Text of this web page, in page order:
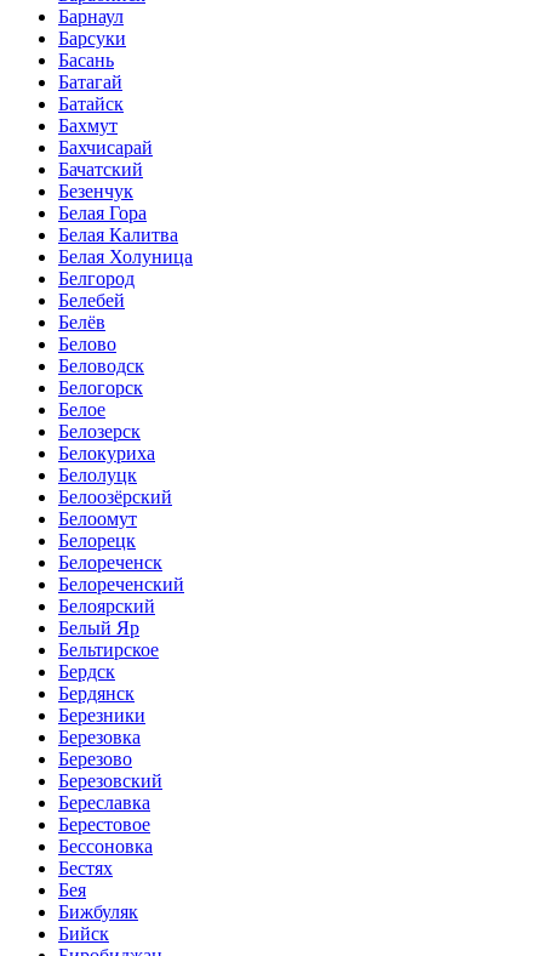
Барнаул
Барсуки
Басань
Батагай
Батайск
Бахмут
Бахчисарай
Бачатский
Безенчук
Белая Гора
Белая Калитва
Белая Холуница
Белгород
Белебей
Белёв
Белово
Беловодск
Белогорск
Белое
Белозерск
Белокуриха
Белолуцк
Белоозёрский
Белоомут
Белорецк
Белореченск
Белореченский
Белоярский
Белый Яр
Бельтирское
Бердск
Бердянск
Березники
Березовка
Березово
Березовский
Береславка
Берестовое
Бессоновка
Бестях
Бея
Бижбуляк
Бийск